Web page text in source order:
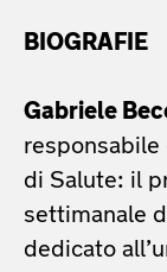
BIOGRAFIE
Gabriele
responsabile
di Salute: il
settimanale
dedicato